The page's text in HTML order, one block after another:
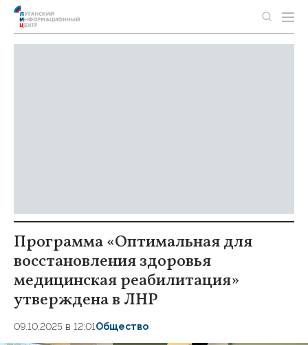
Программа «Оптимальная для
восстановления здоровья
медицинская реабилитация»
утверждена в ЛНР
09.10.2025 в 12:01Общество